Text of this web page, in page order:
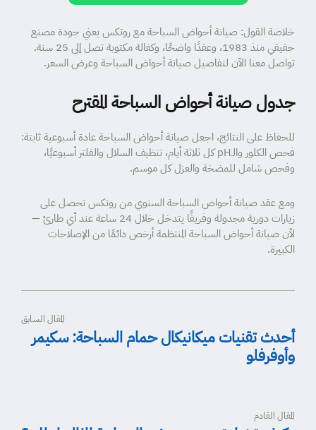
خلاصة القول: صيانة أحواض السباحة مع روتكس يعني جودة مصنع
حقيقي منذ 1983، وعقدًا واضحًا، وكفالة مكتوبة تصل إلى 25 سنة.
تواصل معنا الآن لتفاصيل صيانة أحواض السباحة وعرض السعر.
جدول صيانة أحواض السباحة المقترح
للحفاظ على النتائج، اجعل صيانة أحواض السباحة عادة أسبوعية ثابتة:
فحص الكلور والـpH كل ثلاثة أيام، تنظيف السلال والفلتر أسبوعيًا،
وفحص شامل للمضخة والعزل كل موسم.
ومع عقد صيانة أحواض السباحة السنوي من روتكس تحصل على
زيارات دورية مجدولة وفريقًا يتدخل خلال 24 ساعة عند أي طارئ —
لأن صيانة أحواض السباحة المنتظمة أرخص دائمًا من الإصلاحات
الكبيرة.
المقال السابق
أحدث تقنيات ميكانيكال حمام السباحة: سكيمر
وأوفرفلو
المقال القادم